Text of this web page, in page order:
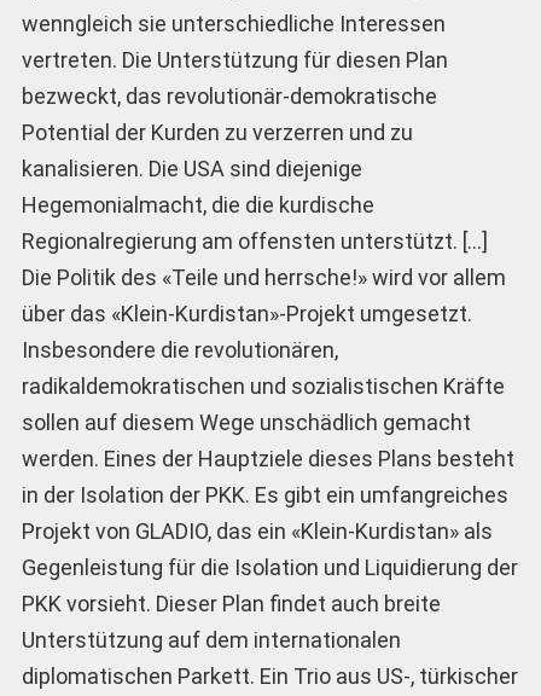
wenngleich sie unterschiedliche Interessen
vertreten. Die Unterstützung für diesen Plan
bezweckt, das revolutionär-demokratische
Potential der Kurden zu verzerren und zu
kanalisieren. Die USA sind diejenige
Hegemonialmacht, die die kurdische
Regionalregierung am offensten unterstützt. […]
Die Politik des «Teile und herrsche!» wird vor allem
über das «Klein-Kurdistan»-Projekt umgesetzt.
Insbesondere die revolutionären,
radikaldemokratischen und sozialistischen Kräfte
sollen auf diesem Wege unschädlich gemacht
werden. Eines der Hauptziele dieses Plans besteht
in der Isolation der PKK. Es gibt ein umfangreiches
Projekt von GLADIO, das ein «Klein-Kurdistan» als
Gegenleistung für die Isolation und Liquidierung der
PKK vorsieht. Dieser Plan findet auch breite
Unterstützung auf dem internationalen
diplomatischen Parkett. Ein Trio aus US-, türkischer